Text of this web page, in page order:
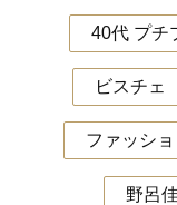
40代 プチ
ビスチェ
ファッシ
野呂